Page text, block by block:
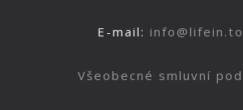
E-mail:
Všeobecné smluvní